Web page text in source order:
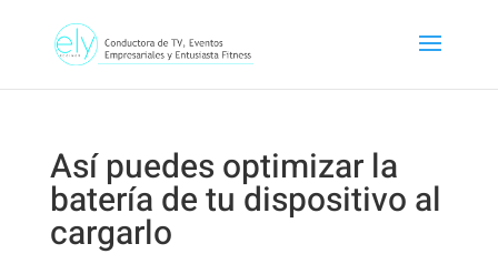
Así puedes optimizar la
batería de tu dispositivo al
cargarlo